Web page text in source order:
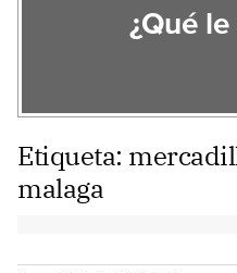
¿Qué
Etiqueta:
malaga